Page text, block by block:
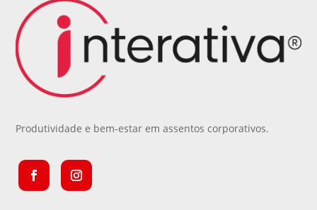
Produtividade e bem-estar em assentos corporativos.